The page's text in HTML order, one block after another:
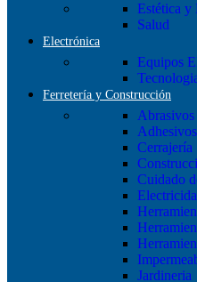
Estética y
Salud
Electrónica
Equipos
Ferretería y Construcción
Abrasivos
Cerrajería
Cuidado
Jardineria